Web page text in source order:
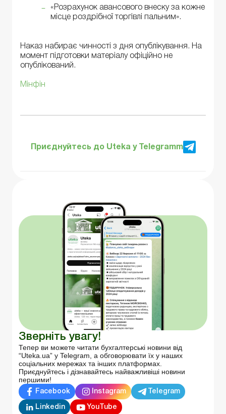
«Розрахунок авансового внеску за кожне
місце роздрібної торгівлі пальним».
Наказ набирає чинності з дня опублікування. На
момент підготовки матеріалу офіційно не
опублікований.
Мінфін
Приєднуйтесь до Uteka у Telegramm
Зверніть увагу!
Тепер ви можете читати бухгалтерські новини від
“Uteka.ua” у Telegram, а обговорювати їх у наших
соціальних мережах та інших платформах.
Приєднуйтесь і дізнавайтесь найважливіші новини
першими!
Facebook Instagram Telegram
Linkedin YouTube